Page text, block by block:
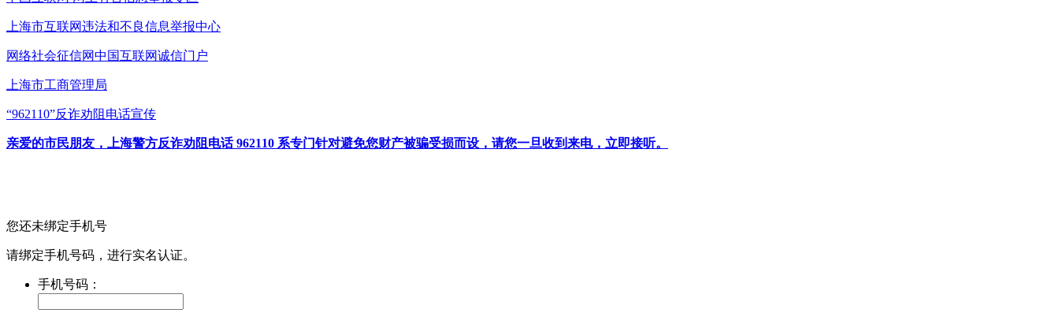
上海市互联网违法和不良信息举报中心
网络社会征信网中国互联网诚信门户
上海市工商管理局
“962110”反诈劝阻电话宣传
亲爱的市民朋友，上海警方反诈劝阻电话 962110 系专门针对避免您财产被骗受损而设，请您一旦收到来电，立即接听。
您还未绑定手机号
请绑定手机号码，进行实名认证。
手机号码：